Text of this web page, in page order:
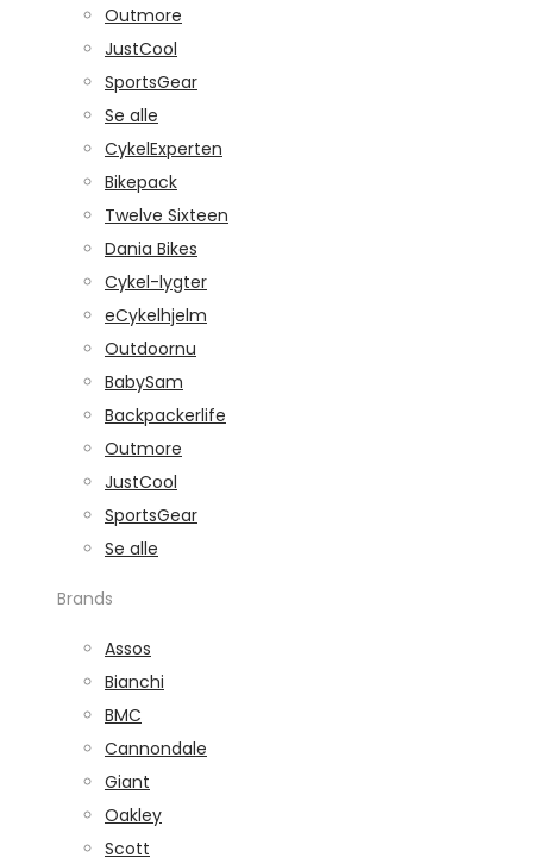
Outmore
JustCool
SportsGear
Se alle
CykelExperten
Bikepack
Twelve Sixteen
Dania Bikes
Cykel-lygter
eCykelhjelm
Outdoornu
BabySam
Backpackerlife
Outmore
JustCool
SportsGear
Se alle
Brands
Assos
Bianchi
BMC
Cannondale
Giant
Oakley
Scott